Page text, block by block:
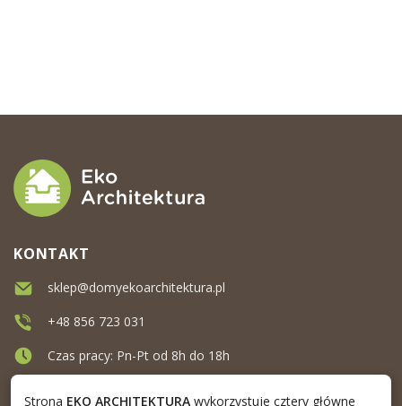
KONTAKT
sklep@domyekoarchitektura.pl
+48 856 723 031
Czas pracy: Pn-Pt od 8h do 18h
Strona EKO ARCHITEKTURAwykorzystuje cztery główne